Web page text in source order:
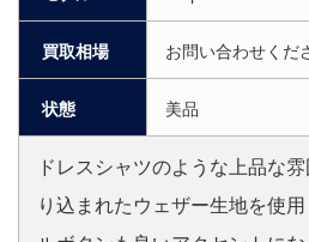
買取相場 お問い合わせくだ
状態 美品
ドレスシャツのような上品な
り込まれたウェザー生地を使